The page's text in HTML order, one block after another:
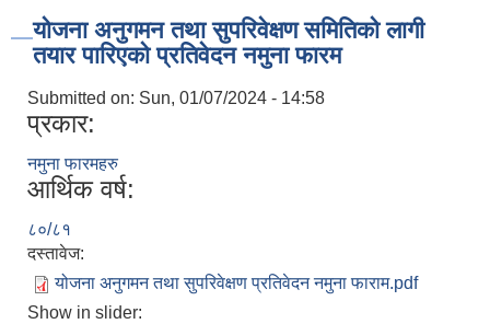
योजना अनुगमन तथा सुपरिवेक्षण समितिको लागी
तयार पारिएको प्रतिवेदन नमुना फारम
Submitted on: Sun, 01/07/2024 - 14:58
प्रकार:
नमुना फारमहरु
आर्थिक वर्ष:
८०/८१
दस्तावेज:
योजना अनुगमन तथा सुपरिवेक्षण प्रतिवेदन नमुना फाराम.pdf
Show in slider: